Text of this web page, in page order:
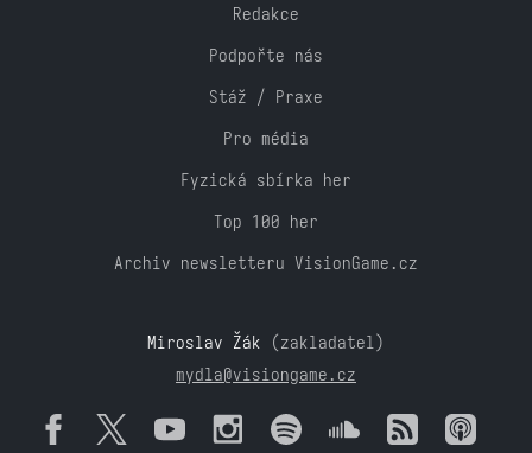
Redakce
Podpořte nás
Stáž / Praxe
Pro média
Fyzická sbírka her
Top 100 her
Archiv newsletteru VisionGame.cz
Miroslav Žák (zakladatel)
mydla@visiongame.cz